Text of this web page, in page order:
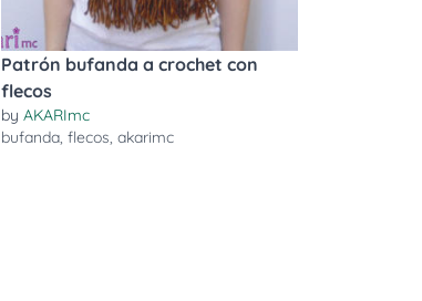
Patrón bufanda a crochet con
flecos
by AKARImc
bufanda, flecos, akarimc